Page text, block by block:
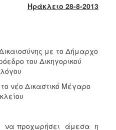
Ηράκλειο 28-8-2013
με το Δήμαρχο
του Δικηγορικού
νέο Δικαστικό Μέγαρο
να προχωρήσει άμεσα η